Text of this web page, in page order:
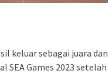
keluar sebagai juara dan
SEA Games 2023 setelah